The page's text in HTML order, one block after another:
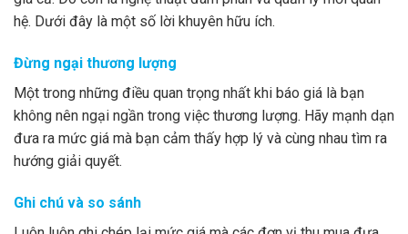
hệ. Dưới đây là một số lời khuyên hữu ích.
Đừng ngại thương lượng
Một trong những điều quan trọng nhất khi báo giá là bạn
không nên ngại ngần trong việc thương lượng. Hãy mạnh dạn
đưa ra mức giá mà bạn cảm thấy hợp lý và cùng nhau tìm ra
hướng giải quyết.
Ghi chú và so sánh